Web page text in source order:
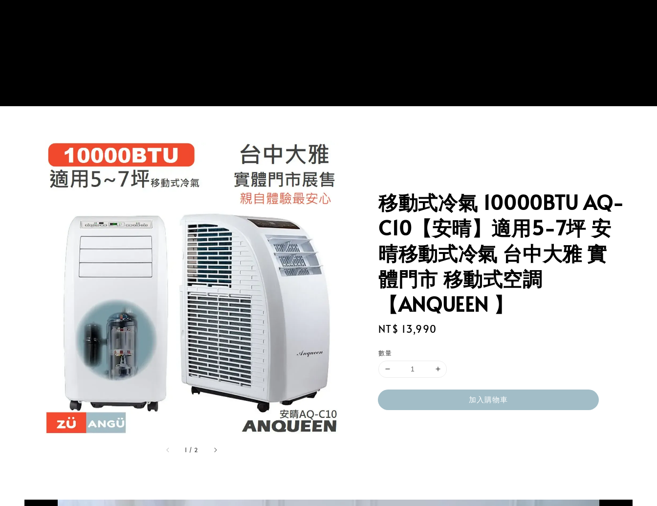
1 / 2
移動式冷氣 10000BTU AQ-
C10【安晴】適用5-7坪 安
晴移動式冷氣 台中大雅 實
體門市 移動式空調
【ANQUEEN 】
Regular
NT$ 13,990
數量
加入購物車